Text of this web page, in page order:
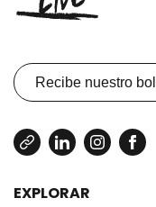
EXPLORAR